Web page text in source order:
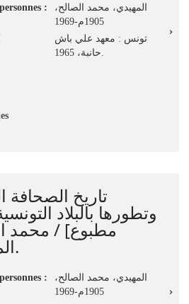
:
المهيدي، محمد الصالح،
1905م-1969
تونس : معهد علي باش
حانبة، 1965.
تاريخ الصحافة
وتطورها بالبلاد
مطبوع] / محمد
المهيدي.
:
المهيدي، محمد الصالح،
1905م-1969